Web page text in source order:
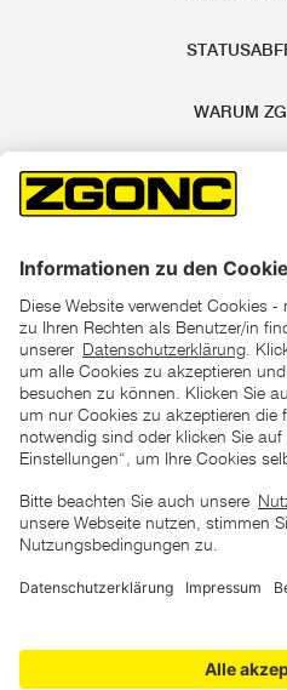
WARUM
*der "statt"-Preis ist der
Tagen vor Beginn
unter den UVP
Copyright © 2026 ZGONC.